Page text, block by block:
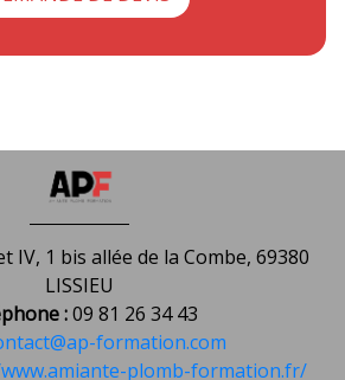
IV, 1 bis allée de la Combe, 69380
LISSIEU
:09 81 26 34 43
formation.com
plomb-formation.fr/